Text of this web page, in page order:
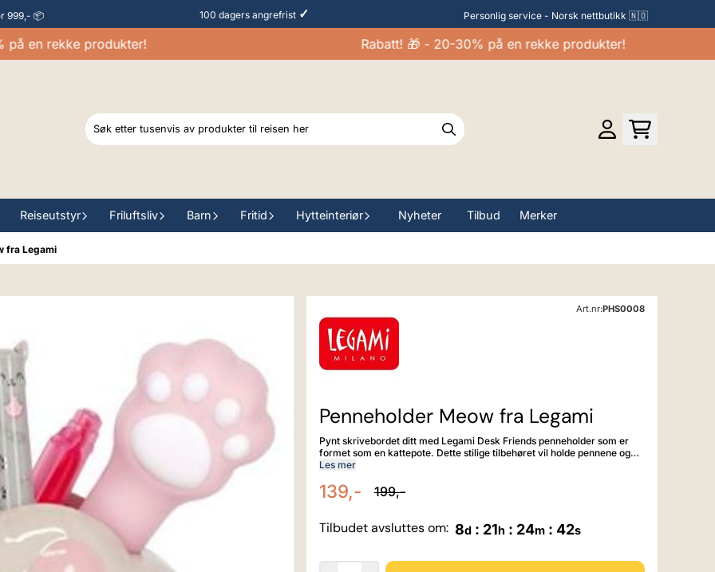
999,- 📦 100 dagers angrefrist ✓ Personlig service - Norsk nettbutikk 🇳🇴
rekke produkter! Rabatt! 🎁 - 20-30% på en rekke produkter!
Reiseutstyr Friluftsliv Barn Fritid Hytteinteriør Nyheter Tilbud Merker
fra Legami
Art.nr:PHS0008
Penneholder Meow fra Legami
Pynt skrivebordet ditt med Legami Desk Friends penneholder som er
formet som en kattepote. Dette stilige tilbehøret vil holde pennene og
tusjene dine organisert og ryddig. Kan også brukes til tannbørsten på
Les mer
139,- 199,-
Tilbudet avsluttes om: 8d : 21h : 24m : 40s